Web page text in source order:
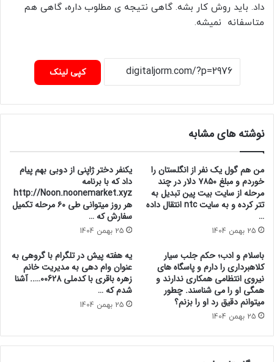
داد. باید روش کار بشه. گاهی نتیجه ی مطلوب داره، گاهی هم
متاسفانه نمیشه.
کپی لینک
نوشته های مشابه
من هم گول یک نفر از انگلستان را
خوردم و مبلغ ۷۸۵۰ دلار در چند
مرحله از سایت بیت پین تبدیل به
تتر کرده و به سایت ntc انتقال داده
…
25 بهمن 1404
یکنفر دختر ژاپنی از دوبی بهم پیام
داد که با برنامه
http://Noon.noonemarket.xyz
هر روز میتوانی طی ۶۰ مرحله تکمیل
سفارش که …
25 بهمن 1404
باسلام و ادب؛ حکم جلب سیار
کلاهبرداری را دارم و پاسگاه های
نیروی انتظامی همکاری ندارند و
همگی او را می شناسند. چطور
میتوانم دقیق رد او را بزنم؟
25 بهمن 1404
یه هفته پیش در تلگرام با گروهی به
عنوان وام دهی به مدیریت خانم
زهره باقری با کدملی 00628….. آشنا
شدم که …
25 بهمن 1404